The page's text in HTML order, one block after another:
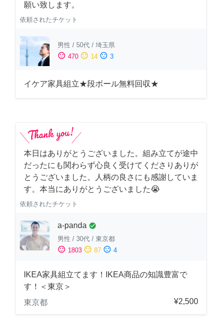
願い致します。
依頼されたチケット
男性 / 50代 / 埼玉県
sentiment_satisfied 470 sentiment_neutral 14 sentiment_dissatisfied 3
イケア家具組立★段ボール無料回収★
本日はありがとうございました。組み立てが途中
だったにも関わらず心良く受けてくださりありが
とうございました。人柄の良さにも感謝していま
す。本当にありがとうございました😭
依頼されたチケット
a-panda check_circle
男性 / 30代 / 東京都
sentiment_satisfied 1803 sentiment_neutral 87 sentiment_dissatisfied 4
IKEA家具組立てます！IKEA商品の知識豊富で
す！＜東京＞
東京都
¥2,500